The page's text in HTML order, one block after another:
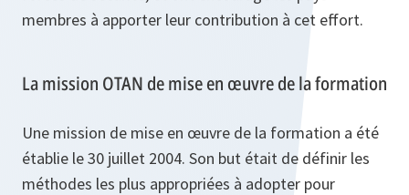
membres à apporter leur contribution à cet effort.
La mission OTAN de mise en œuvre de la formation
Une mission de mise en œuvre de la formation a été
établie le 30 juillet 2004. Son but était de définir les
méthodes les plus appropriées à adopter pour